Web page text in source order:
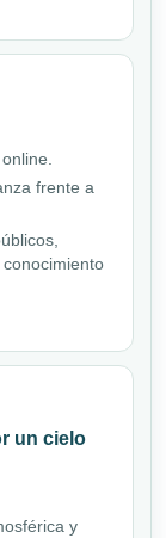
frente a
un cielo
y